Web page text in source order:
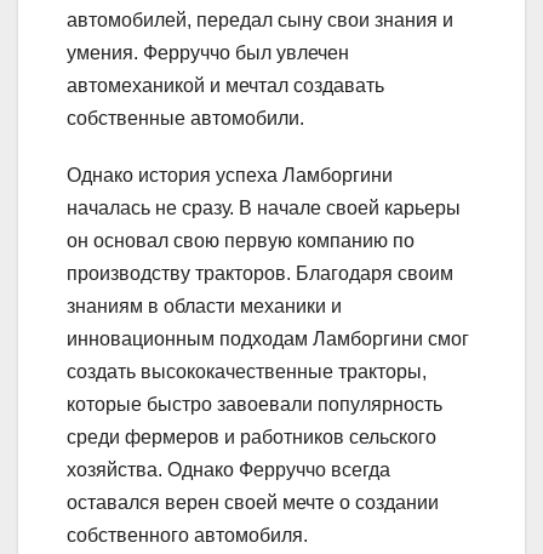
автомобилей, передал сыну свои знания и
умения. Ферруччо был увлечен
автомеханикой и мечтал создавать
собственные автомобили.
Однако история успеха Ламборгини
началась не сразу. В начале своей карьеры
он основал свою первую компанию по
производству тракторов. Благодаря своим
знаниям в области механики и
инновационным подходам Ламборгини смог
создать высококачественные тракторы,
которые быстро завоевали популярность
среди фермеров и работников сельского
хозяйства. Однако Ферруччо всегда
оставался верен своей мечте о создании
собственного автомобиля.